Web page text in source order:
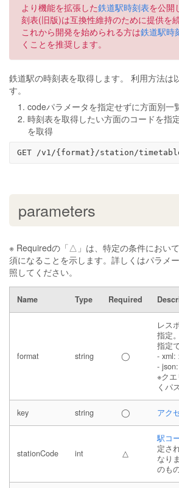
より機能を拡張した鉄道駅時刻表を公開
刻表(旧版)は互換性維持のために提供を
これから開発を始められる方は鉄道駅時
くことを推奨します。
鉄道駅の時刻表を取得します。 利用方法は
す。
codeパラメータを指定せずに方面別一
時刻表を取得したい方面のコードを指
を取得
parameters
※ Requiredの「△」は、特定の条件におい
須になることを示します。詳しくはパラメ
照してください。
Name Type Required
format string ◯
レス
指定
指定
- xml:
-
※ク
くパ
key string ◯ アク
stationCode int △
駅コ
定さ
なり
のも